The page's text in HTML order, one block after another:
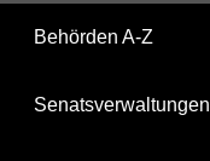
Behörden A-Z
Senatsverwaltungen